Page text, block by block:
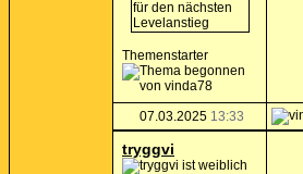
Themenstarter
07.03.2025 13:33
tryggvi